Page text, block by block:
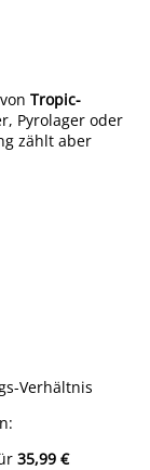
Tropic-
Pyrolager oder
zählt aber
Verhältnis
35,99 €